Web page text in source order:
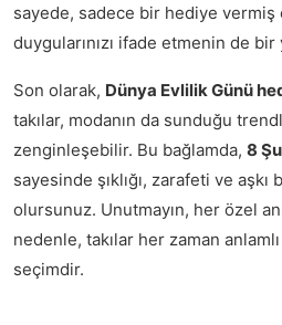
sayede, sadece bir hediye vermiş
duygularınızı ifade etmenin de
Son olarak, Dünya Evlilik Günü
takılar, modanın da sunduğu
zenginleşebilir. Bu bağlamda, 8
sayesinde şıklığı, zarafeti ve aşkı
olursunuz. Unutmayın, her özel
nedenle, takılar her zaman
seçimdir.